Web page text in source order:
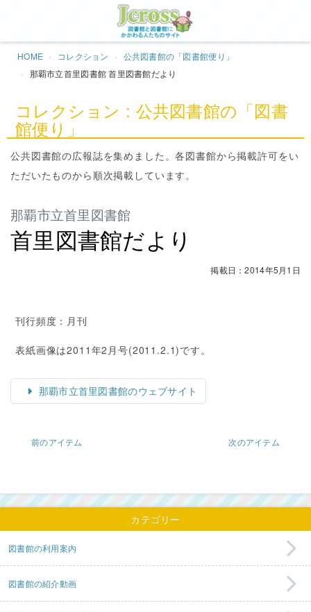
HOME コレクション
公共図書館の「図書館便り」
那覇市立首里図書館 首里図書館だより
コレクション : 公共図書館の「図書
館便り」
公共図書館の広報誌を集めました。各図書館から掲載許可をい
ただいたものから順次掲載しています。
那覇市立首里図書館
首里図書館だより
掲載日：2014年5月1日
刊行頻度：月刊
表紙画像は2011年2月号(2011.2.1)です。
那覇市立首里図書館のウェブサイト
前のアイテム 次のアイテム
カテゴリー
図書館の利用案内
図書館の紹介動画